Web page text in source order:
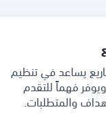
يساعد في تنظيم
فهماً للتقدم
والمتطلبات.